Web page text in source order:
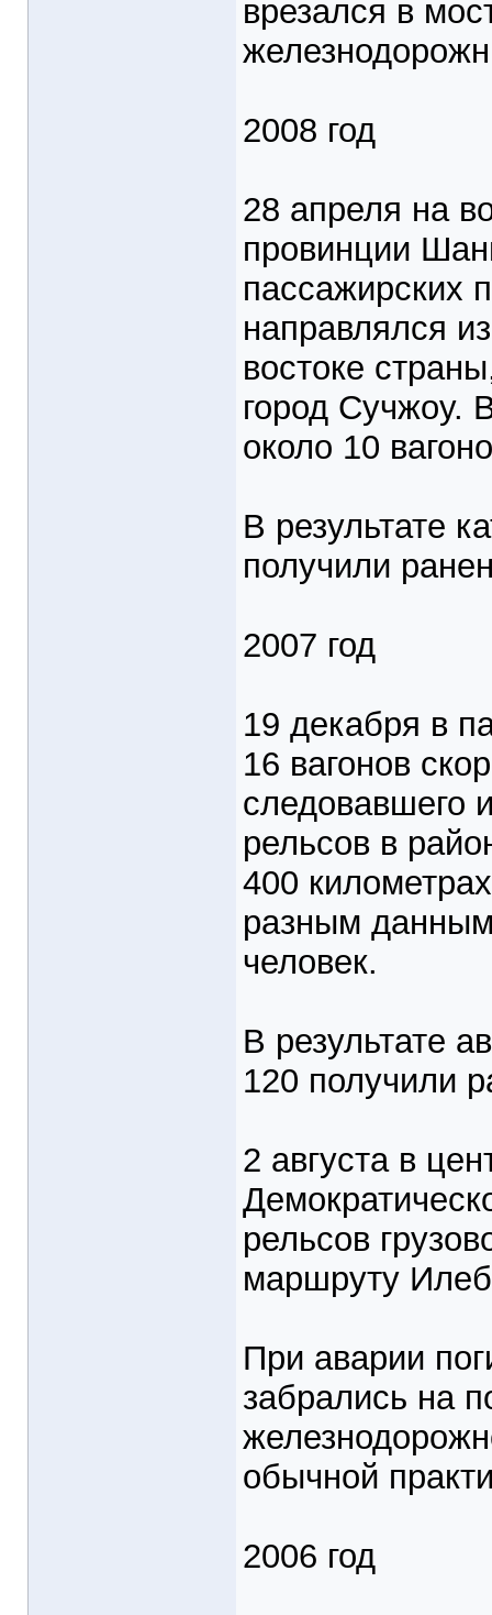
врезался в
2008 год
28 апреля на
провинции
пассажирских
направлялся
востоке
город Сучжоу.
около 10
В результате
получили
2007 год
19 декабря в
16 вагонов
следовавшего
рельсов в
400
разным
человек.
В результате
120 получили
2 августа в
рельсов
маршруту
При аварии
забрались на
обычной
2006 год